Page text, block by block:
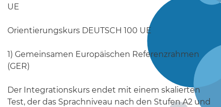
UE
Orientierungskurs DEUTSCH 100 UE
1) Gemeinsamen Europäischen Referenzrahmen
(GER)
Der Integrationskurs endet mit einem skalierten
Test, der das Sprachniveau nach den Stufen A2 und